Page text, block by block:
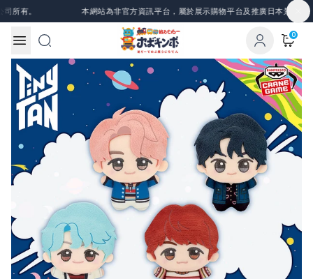
Skip to content
有。 本網站為非官方資訊平台，屬於展示購物平台及推廣日本景品、
0